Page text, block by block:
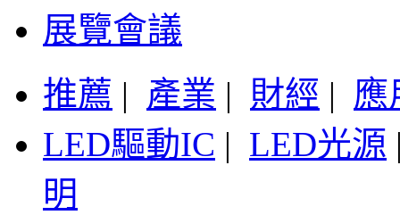
展覽會議
推薦 | 產業 | 財經 | 應
LED驅動IC | LED光源
明